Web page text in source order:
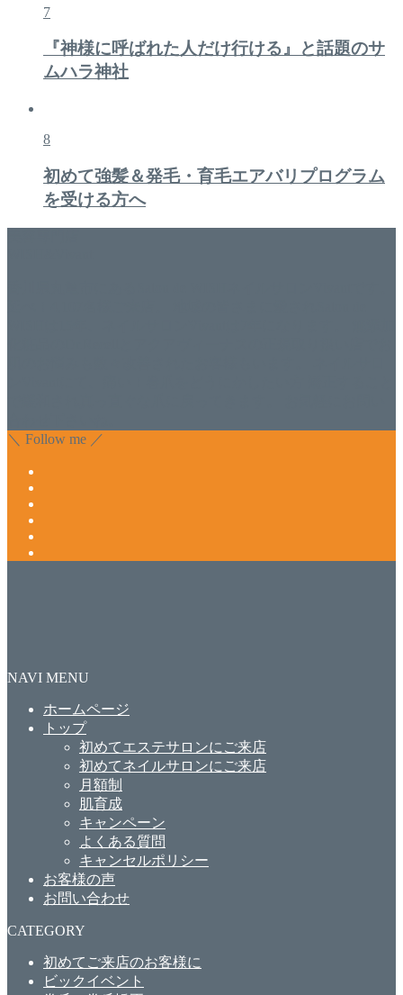
7
『神様に呼ばれた人だけ行ける』と話題のサ
ムハラ神社
8
初めて強髪＆発毛・育毛エアバリプログラム
を受ける方へ
＼ Follow me ／
NAVI MENU
ホームページ
トップ
初めてエステサロンにご来店
初めてネイルサロンにご来店
月額制
肌育成
キャンペーン
よくある質問
キャンセルポリシー
お客様の声
お問い合わせ
CATEGORY
初めてご来店のお客様に
ビックイベント